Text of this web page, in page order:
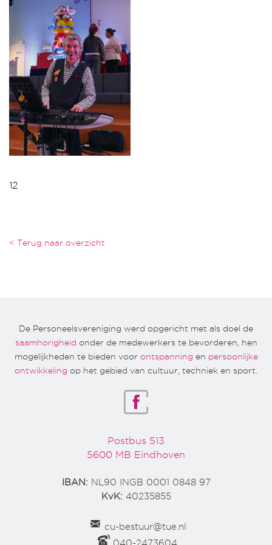
12
< Terug naar overzicht
De Personeelsvereniging werd opgericht met als doel de
saamhorigheid onder de medewerkers te bevorderen, hen
mogelijkheden te bieden voor ontspanning en persoonlijke
ontwikkeling op het gebied van cultuur, techniek en sport.
Postbus 513
5600 MB Eindhoven
IBAN: NL90 INGB 0001 0848 97
KvK: 40235855
cu-bestuur@tue.nl
040-2473604